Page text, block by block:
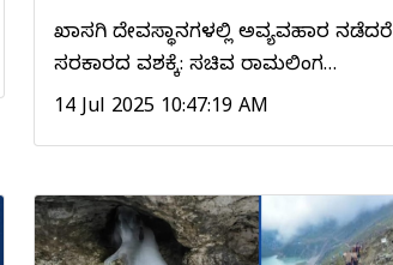
ಖಾಸಗಿ ದೇವಸ್ಥಾನಗಳಲ್ಲಿ ಅವ್ಯವಹಾರ ನಡೆದರೆ
ಸರಕಾರದ ವಶಕ್ಕೆ: ಸಚಿವ ರಾಮಲಿಂಗ…
14 Jul 2025 10:47:19 AM